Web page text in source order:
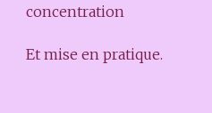
Et mise en pratique.